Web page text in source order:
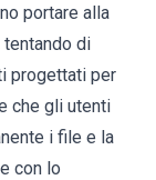
portare alla
di
progettati per
che gli utenti
i file e la
con lo